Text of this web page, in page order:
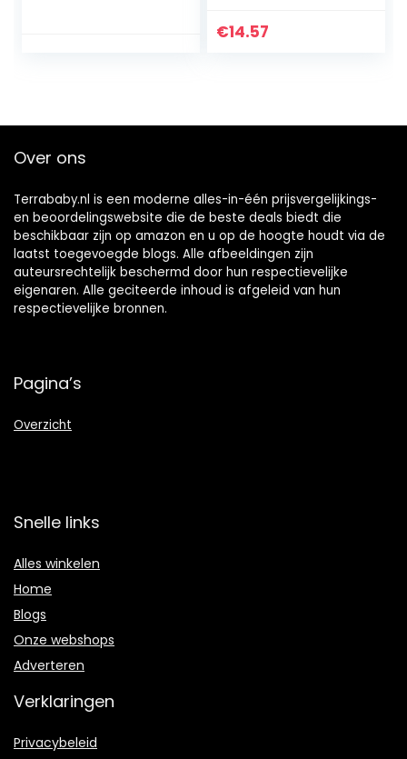
– Für Babys und
€14.57
Over ons
Terrababy.nl is een moderne alles-in-één prijsvergelijkings-
en beoordelingswebsite die de beste deals biedt die
beschikbaar zijn op amazon en u op de hoogte houdt via de
laatst toegevoegde blogs. Alle afbeeldingen zijn
auteursrechtelijk beschermd door hun respectievelijke
eigenaren. Alle geciteerde inhoud is afgeleid van hun
respectievelijke bronnen.
Pagina’s
Overzicht
Snelle links
Alles winkelen
Home
Blogs
Onze webshops
Adverteren
Verklaringen
Privacybeleid